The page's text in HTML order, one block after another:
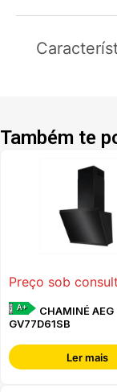
Também te
Preço sob
A+
CHAMINÉ AEG
GV77D61SB
Ler mais